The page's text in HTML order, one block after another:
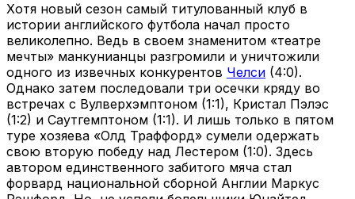
Хотя новый сезон самый титулованный клуб в
истории английского футбола начал просто
великолепно. Ведь в своем знаменитом «театре
мечты» манкунианцы разгромили и уничтожили
одного из извечных конкурентов Челси (4:0).
Однако затем последовали три осечки кряду во
встречах с Вулверхэмптоном (1:1), Кристал Пэлэс
(1:2) и Саутгемптоном (1:1). И лишь только в пятом
туре хозяева «Олд Траффорд» сумели одержать
свою вторую победу над Лестером (1:0). Здесь
автором единственного забитого мяча стал
форвард национальной сборной Англии Маркус